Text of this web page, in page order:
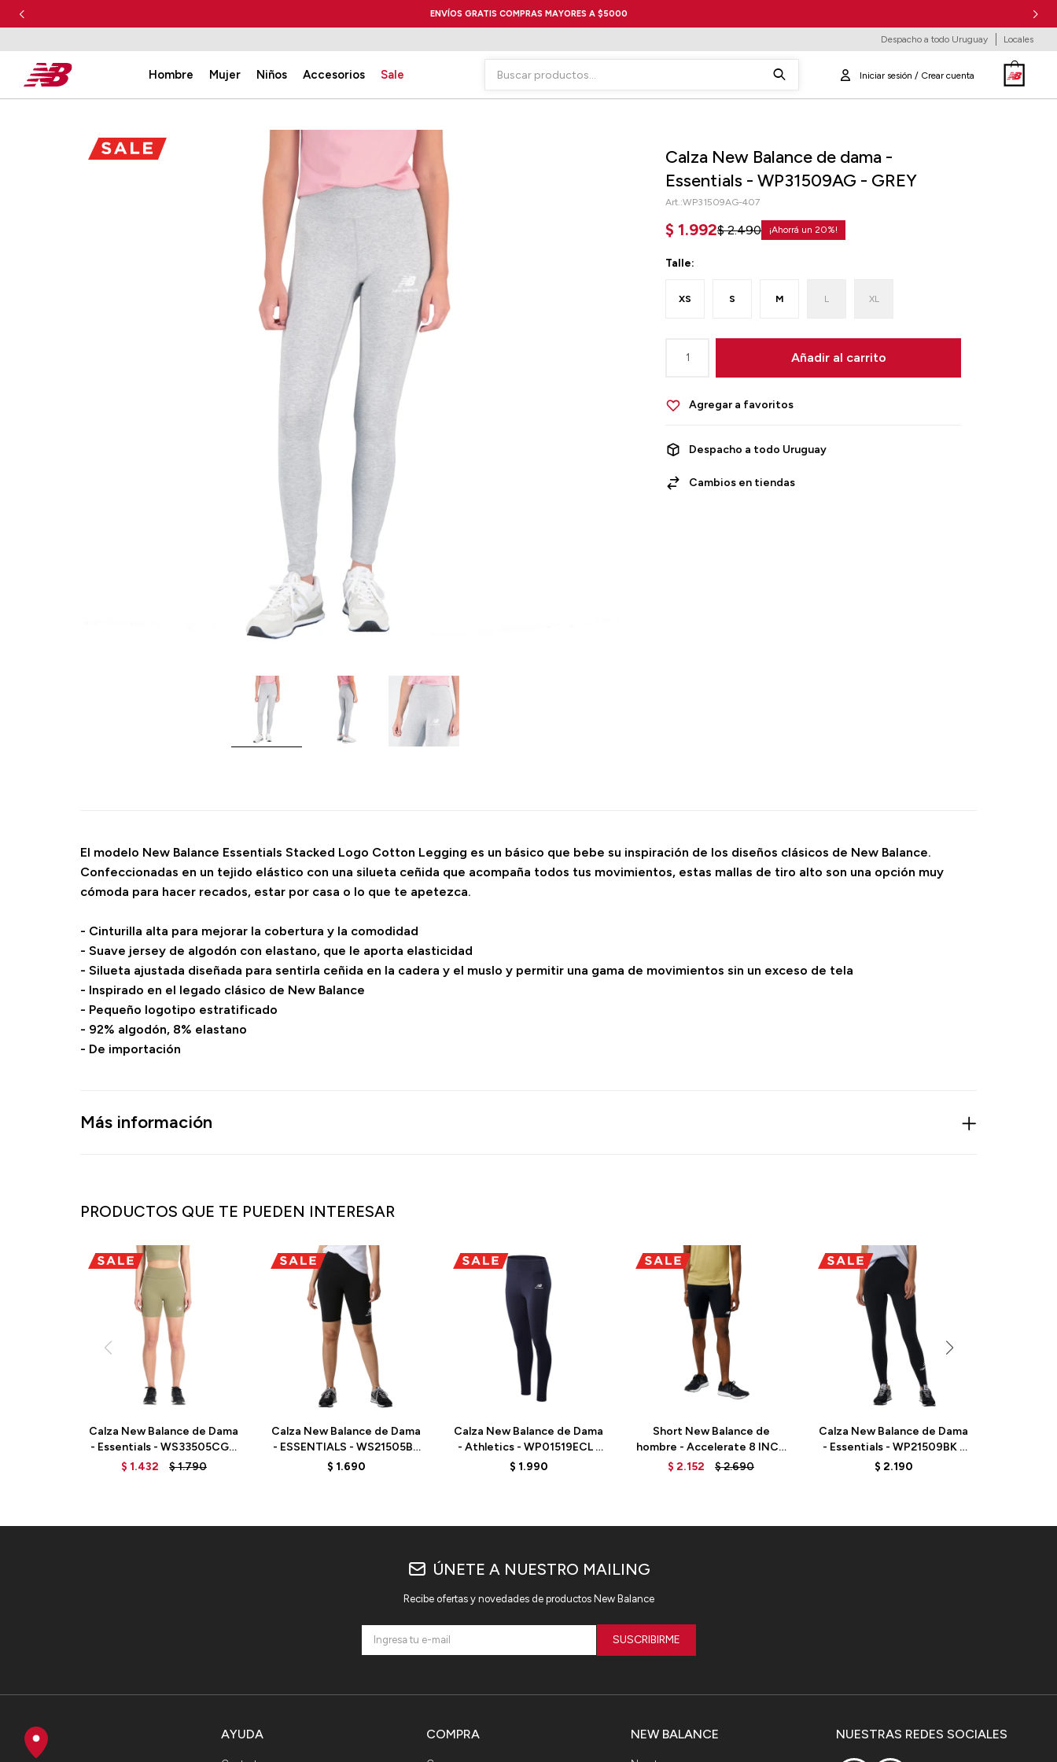
ENVÍOS GRATIS COMPRAS MAYORES A $5000
Hombre Mujer Niños Accesorios Sale
Despacho a todo Uruguay Locales
Calza New Balance de dama -
Essentials - WP31509AG - GREY
WP31509AG-407
$ 1.992$ 2.490 20
Talle:
XS S M L XL
1 Añadir al carrito
Despacho a todo Uruguay
Cambios en tiendas
El modelo New Balance Essentials Stacked Logo Cotton Legging es un básico que bebe su inspiración de los diseños clásicos de New Balance.
Confeccionadas en un tejido elástico con una silueta ceñida que acompaña todos tus movimientos, estas mallas de tiro alto son una opción muy
cómoda para hacer recados, estar por casa o lo que te apetezca.
- Cinturilla alta para mejorar la cobertura y la comodidad
- Suave jersey de algodón con elastano, que le aporta elasticidad
- Silueta ajustada diseñada para sentirla ceñida en la cadera y el muslo y permitir una gama de movimientos sin un exceso de tela
- Inspirado en el legado clásico de New Balance
- Pequeño logotipo estratificado
- 92% algodón, 8% elastano
- De importación
Más información
PRODUCTOS QUE TE PUEDEN INTERESAR
Calza New Balance de Dama
- Essentials - WS33505CGN
- GREEN
$ 1.432 $1.790
Calza New Balance de Dama
- ESSENTIALS - WS21505BK
- BLACK
$ 1.690
Calza New Balance de Dama
- Athletics - WP01519ECL -
ECLIPSE
$ 1.990
Short New Balance de
hombre - Accelerate 8 INCH
- MS31245BK - BLACK
$ 2.152 $2.690
Calza New Balance de Dama
- Essentials - WP21509BK -
BLACK
$ 2.190
AYUDA NEW BALANCE
COMPRA NUESTRAS REDES SOCIALES
ÚNETE A NUESTRO MAILING
Recibe ofertas y novedades de productos New Balance
SUSCRIBIRME